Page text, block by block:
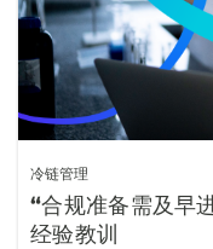
冷链管理
“合规准备需及早
经验教训